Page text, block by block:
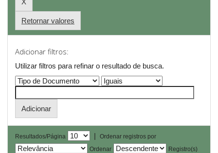
Retornar valores
Adicionar filtros:
Utilizar filtros para refinar o resultado de busca.
Resultados/Página |
Ordenar registros por
Ordenar
Registro(s)